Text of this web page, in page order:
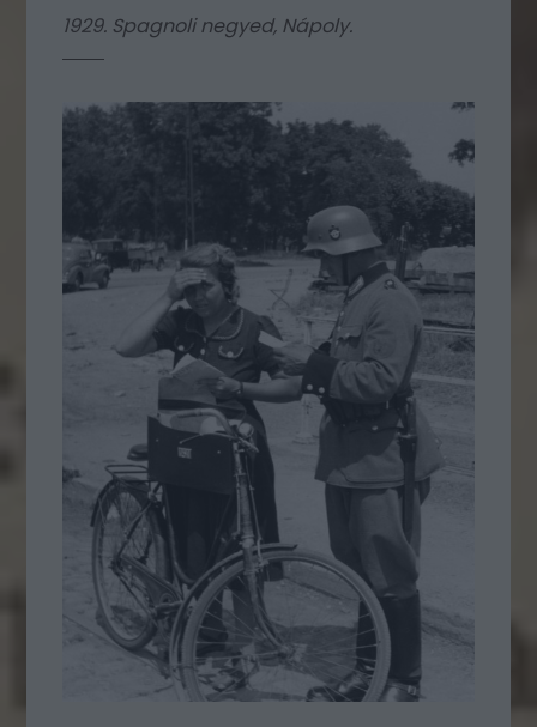
1929. Spagnoli negyed, Nápoly.